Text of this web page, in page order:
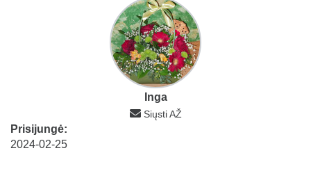
Inga
Siųsti AŽ
Prisijungė:
2024-02-25